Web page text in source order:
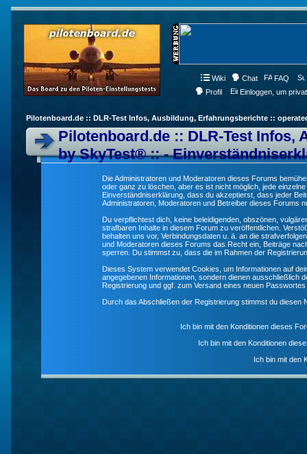
Wiki Chat FAQ
Profil
Einloggen, um
Pilotenboard.de :: DLR-Test Infos, Ausbildung, Erfahrungsberichte ::
Pilotenboard.de :: DLR-Test
by SkyTest® :: -
Die Administratoren und Moderatoren dieses Forums
oder ganz zu löschen, aber es ist nicht möglich, jede
Einverständniserklärung, dass du akzeptierst, dass jeder
Administratoren, Moderatoren und Betreiber dieses Forums
Du verpflichtest dich, keine beleidigenden, obszönen,
strafbaren Inhalte in diesem Forum zu veröffentlichen.
behalten uns vor, Verbindungsdaten u. ä. an die
und Moderatoren dieses Forums das Recht ein, Beiträge
sperren. Du stimmst zu, dass die im Rahmen der
Dieses System verwendet Cookies, um Informationen auf
angegebenen Informationen, sondern dienen ausschließlich
Registrierung und ggf. zum Versand eines neuen
Durch das Abschließen der Registrierung stimmst du diesen
Ich bin mit den Konditionen dieses
Ich bin mit den Konditionen
Ich bin mit den